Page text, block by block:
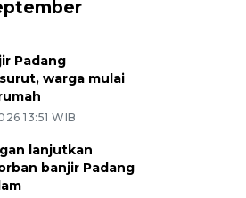
Padang
warga mulai
13:51 WIB
lanjutkan
banjir Padang